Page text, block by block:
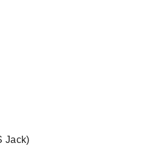
Jack)